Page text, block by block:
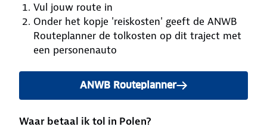
Vul jouw route in
Onder het kopje 'reiskosten' geeft de ANWB
Routeplanner de tolkosten op dit traject met
een personenauto
ANWB Routeplanner
Waar betaal ik tol in Polen?